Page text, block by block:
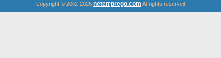
Copyright © 2002-2026 netemprego.com All rights reserved